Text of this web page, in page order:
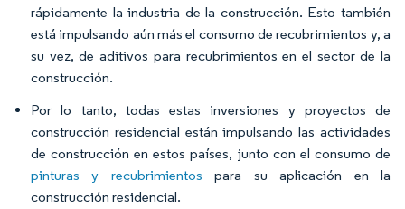
rápidamente la industria de la construcción. Esto también
está impulsando aún más el consumo de recubrimientos y, a
su vez, de aditivos para recubrimientos en el sector de la
construcción.
Por lo tanto, todas estas inversiones y proyectos de
construcción residencial están impulsando las actividades
de construcción en estos países, junto con el consumo de
pinturas y recubrimientos para su aplicación en la
construcción residencial.